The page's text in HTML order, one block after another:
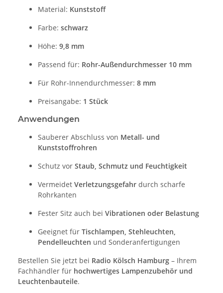
Material: Kunststoff
Farbe: schwarz
Höhe: 9,8 mm
Passend für: Rohr-Außendurchmesser 10 mm
Für Rohr-Innendurchmesser: 8 mm
Preisangabe: 1 Stück
Anwendungen
Sauberer Abschluss von Metall- und
Kunststoffrohren
Schutz vor Staub, Schmutz und Feuchtigkeit
Vermeidet Verletzungsgefahr durch scharfe
Rohrkanten
Fester Sitz auch bei Vibrationen oder Belastung
Geeignet für Tischlampen, Stehleuchten,
Pendelleuchten und Sonderanfertigungen
Bestellen Sie jetzt bei Radio Kölsch Hamburg – Ihrem
Fachhändler für hochwertiges Lampenzubehör und
Leuchtenbauteile.